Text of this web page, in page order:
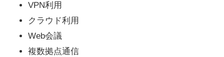
VPN利用
クラウド利用
Web会議
複数拠点通信